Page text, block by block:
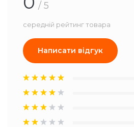
/ 5
середній рейтинг товара
Написати відгук